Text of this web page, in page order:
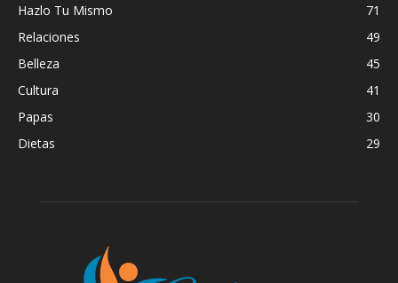
Hazlo Tu Mismo
71
Relaciones
49
Belleza
45
Cultura
41
Papas
30
Dietas
29